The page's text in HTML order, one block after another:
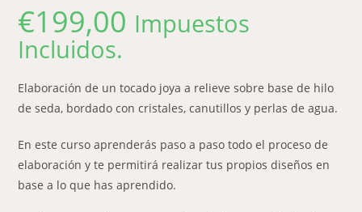
5.00 de 5 en
base a
valoración de
un cliente
€199,00 Impuestos
Incluidos.
Elaboración de un tocado joya a relieve sobre base de hilo
de seda, bordado con cristales, canutillos y perlas de agua.
En este curso aprenderás paso a paso todo el proceso de
elaboración y te permitirá realizar tus propios diseños en
base a lo que has aprendido.